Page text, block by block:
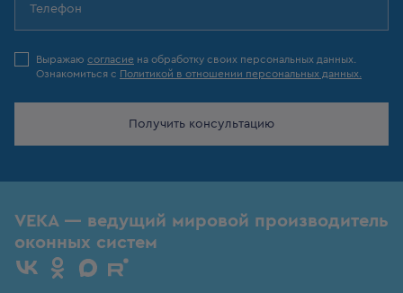
Выражаю согласие на обработку своих персональных данных.
Ознакомиться с Политикой в отношении персональных данных.
Получить консультацию
VEKA — ведущий мировой производитель
оконных систем